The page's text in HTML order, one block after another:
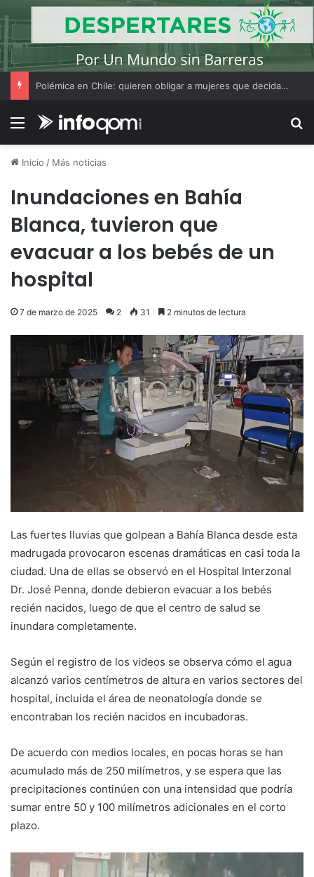
Polémica en Chile: quieren obligar a mujeres que decidan hacer un aborto a escuchar antes el latido del corazón del feto
Menú
Inicio / Más noticias
Inundaciones en Bahía
Blanca, tuvieron que
evacuar a los bebés de un
hospital
7 de marzo de 2025 2 31 2 minutos de lectura
Las fuertes lluvias que golpean a Bahía Blanca desde esta
madrugada provocaron escenas dramáticas en casi toda la
ciudad. Una de ellas se observó en el Hospital Interzonal
Dr. José Penna, donde debieron evacuar a los bebés
recién nacidos, luego de que el centro de salud se
inundara completamente.
Según el registro de los videos se observa cómo el agua
alcanzó varios centímetros de altura en varios sectores del
hospital, incluida el área de neonatología donde se
encontraban los recién nacidos en incubadoras.
De acuerdo con medios locales, en pocas horas se han
acumulado más de 250 milímetros, y se espera que las
precipitaciones continúen con una intensidad que podría
sumar entre 50 y 100 milímetros adicionales en el corto
plazo.